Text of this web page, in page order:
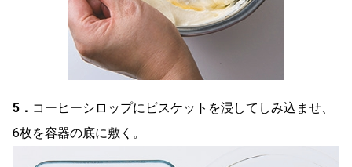
5． コーヒーシロップにビスケットを浸してしみ込ませ、
6枚を容器の底に敷く。